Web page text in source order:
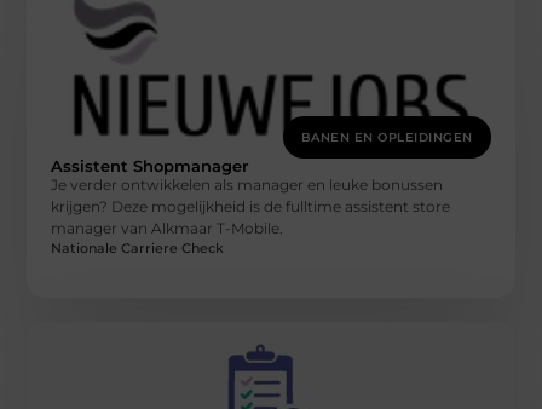
BANEN EN OPLEIDINGEN
Assistent Shopmanager
Je verder ontwikkelen als manager en leuke bonussen
krijgen? Deze mogelijkheid is de fulltime assistent store
manager van Alkmaar T-Mobile.
Nationale Carriere Check